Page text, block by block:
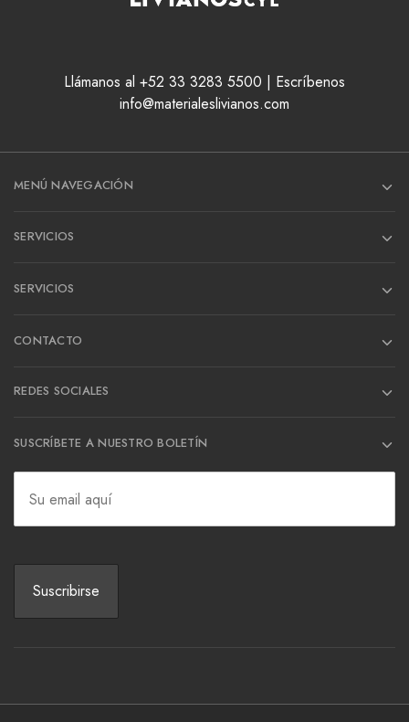
Llámanos al +52 33 3283 5500 | Escríbenos
info@materialeslivianos.com
MENÚ NAVEGACIÓN
SERVICIOS
SERVICIOS
CONTACTO
REDES SOCIALES
SUSCRÍBETE A NUESTRO BOLETÍN